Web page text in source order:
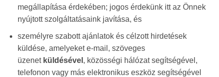
megállapítása érdekében; jogos érdekünk itt az Önnek
nyújtott szolgáltatásaink javítása, és
személyre szabott ajánlatok és célzott hirdetések
küldése, amelyeket e-mail, szöveges
üzenet küldésével , közösségi hálózat segítségével,
telefonon vagy más elektronikus eszköz segítségével